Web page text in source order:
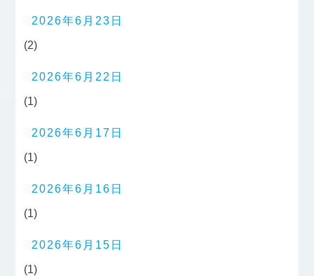
2026年6月23日
(2)
2026年6月22日
(1)
2026年6月17日
(1)
2026年6月16日
(1)
2026年6月15日
(1)